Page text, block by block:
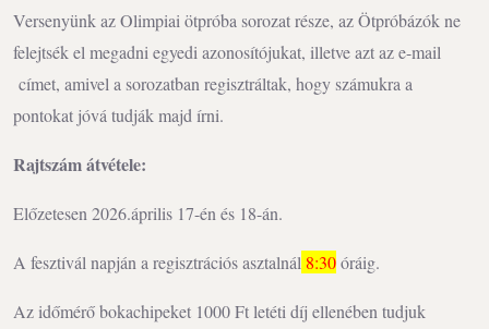
Versenyünk az Olimpiai ötpróba sorozat része, az Ötpróbázók ne
felejtsék el megadni egyedi azonosítójukat, illetve azt az e-mail
címet, amivel a sorozatban regisztráltak, hogy számukra a
pontokat jóvá tudják majd írni.
Rajtszám átvétele:
Előzetesen 2026.április 17-én és 18-án.
A fesztivál napján a regisztrációs asztalnál 8:30óráig.
Az időmérő bokachipeket 1000 Ft letéti díj ellenében tudjuk